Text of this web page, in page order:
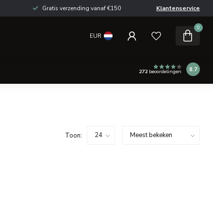
Gratis verzending vanaf €150 Klantenservice
EUR
0
272beoordelingen 8.7
Toon: